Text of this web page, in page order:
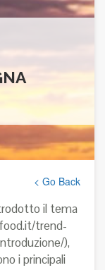
< Go Back
il tema
trend-
),
i principali